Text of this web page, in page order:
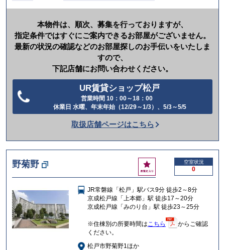
本物件は、順次、募集を行っておりますが、
指定条件ではすぐにご案内できるお部屋がございません。
最新の状況の確認などのお部屋探しのお手伝いをいたしま
すので、
下記店舗にお問い合わせください。
UR賃貸ショップ松戸
営業時間 10：00～18：00
休業日 水曜、年末年始（12/29～1/3）、5/3～5/5
話
か
け
る
取扱店舗ページはこちら
野菊野
お
気
入
り
空室状況
0
JR常磐線「松戸」駅バス9分 徒歩2～8分
京成松戸線「上本郷」駅 徒歩17～20分
京成松戸線「みのり台」駅 徒歩23～25分
※住棟別の所要時間は こちら
からご確認
ください。
松戸市野菊野1ほか